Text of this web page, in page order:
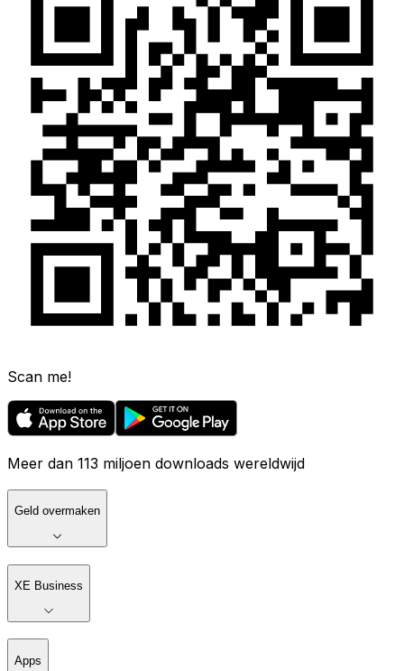
Scan me!
Meer dan 113 miljoen downloads wereldwijd
Geld overmaken
XE Business
Apps